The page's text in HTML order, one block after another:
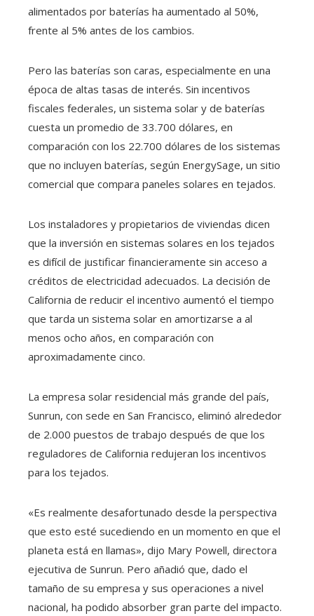
alimentados por baterías ha aumentado al 50%,
frente al 5% antes de los cambios.
Pero las baterías son caras, especialmente en una
época de altas tasas de interés. Sin incentivos
fiscales federales, un sistema solar y de baterías
cuesta un promedio de 33.700 dólares, en
comparación con los 22.700 dólares de los sistemas
que no incluyen baterías, según EnergySage, un sitio
comercial que compara paneles solares en tejados.
Los instaladores y propietarios de viviendas dicen
que la inversión en sistemas solares en los tejados
es difícil de justificar financieramente sin acceso a
créditos de electricidad adecuados. La decisión de
California de reducir el incentivo aumentó el tiempo
que tarda un sistema solar en amortizarse a al
menos ocho años, en comparación con
aproximadamente cinco.
La empresa solar residencial más grande del país,
Sunrun, con sede en San Francisco, eliminó alrededor
de 2.000 puestos de trabajo después de que los
reguladores de California redujeran los incentivos
para los tejados.
«Es realmente desafortunado desde la perspectiva
que esto esté sucediendo en un momento en que el
planeta está en llamas», dijo Mary Powell, directora
ejecutiva de Sunrun. Pero añadió que, dado el
tamaño de su empresa y sus operaciones a nivel
nacional, ha podido absorber gran parte del impacto.